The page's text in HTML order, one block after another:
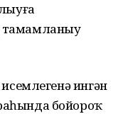
тамамланыу
ингән
бойороҡ